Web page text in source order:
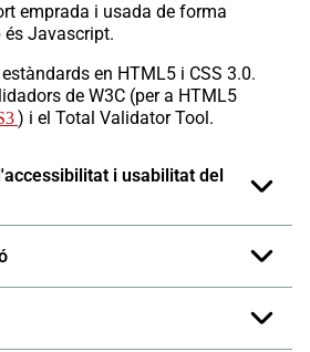
emprada i usada de forma
Javascript.
en HTML5 i CSS 3.0.
de W3C (per a HTML5
) i el Total Validator Tool.
i usabilitat del